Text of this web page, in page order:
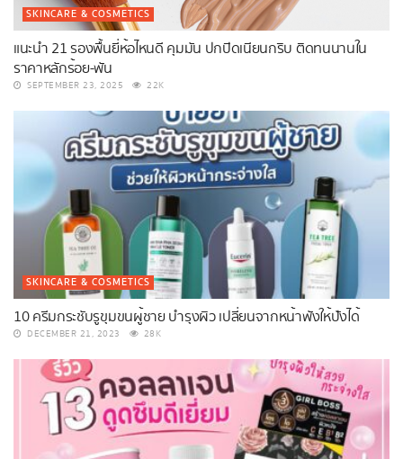
SKINCARE & COSMETICS
แนะนำ 21 รองพื้นยี่ห้อไหนดี คุมมัน ปกปิดเนียนกริบ ติดทนนานใน
ราคาหลักร้อย-พัน
SEPTEMBER 23, 2025 22K
SKINCARE & COSMETICS
10 ครีมกระชับรูขุมขนผู้ชาย บำรุงผิว เปลี่ยนจากหน้าพังให้ปังได้
DECEMBER 21, 2023 28K